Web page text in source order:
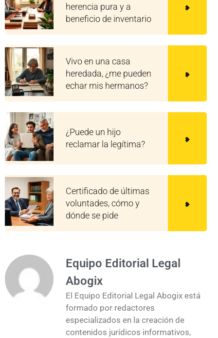
herencia pura y a
beneficio de inventario
Vivo en una casa
heredada, ¿me pueden
echar mis hermanos?
¿Puede un hijo
reclamar la legítima?
Certificado de últimas
voluntades, cómo y
dónde se pide
Equipo Editorial Legal
Abogix
El Equipo Editorial Legal Abogix está
formado por redactores
especializados en la creación de
contenidos jurídicos informativos,